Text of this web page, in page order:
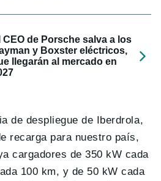
CEO de Porsche salva a los
y Boxster eléctricos,
llegarán al mercado en
de despliegue de Iberdrola,
recarga para nuestro país,
cargadores de 350 kW cada
100 km, y de 50 kW cada